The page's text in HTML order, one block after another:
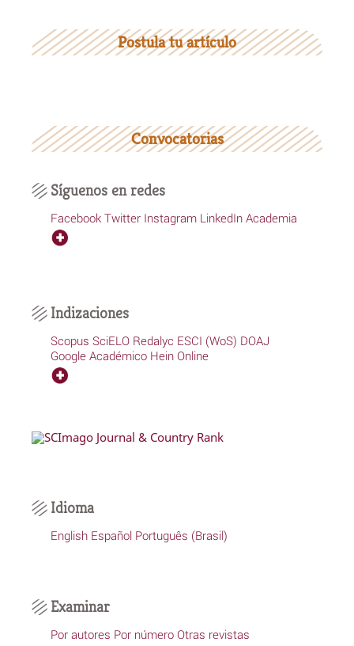
Postula tu artículo
Convocatorias
Síguenos en redes
Facebook Twitter Instagram LinkedIn Academia
Indizaciones
Scopus SciELO Redalyc ESCI (WoS) DOAJ
Google Académico Hein Online
Idioma
English Español Português (Brasil)
Examinar
Por autores Por número Otras revistas